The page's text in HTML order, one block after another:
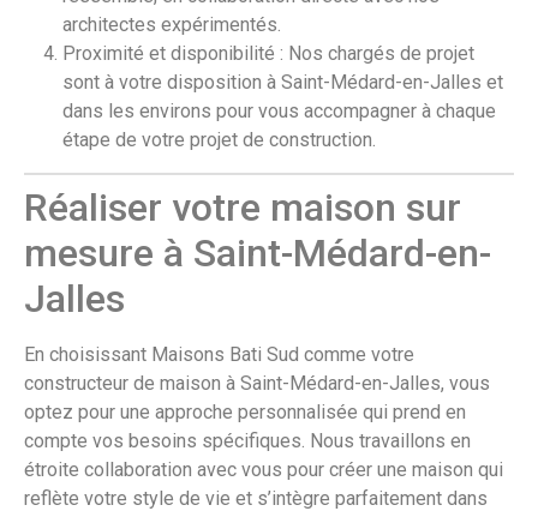
architectes expérimentés.
Proximité et disponibilité : Nos chargés de projet
sont à votre disposition à Saint-Médard-en-Jalles et
dans les environs pour vous accompagner à chaque
étape de votre projet de construction.
Réaliser votre maison sur
mesure à Saint-Médard-en-
Jalles
En choisissant Maisons Bati Sud comme votre
constructeur de maison à Saint-Médard-en-Jalles, vous
optez pour une approche personnalisée qui prend en
compte vos besoins spécifiques. Nous travaillons en
étroite collaboration avec vous pour créer une maison qui
reflète votre style de vie et s’intègre parfaitement dans